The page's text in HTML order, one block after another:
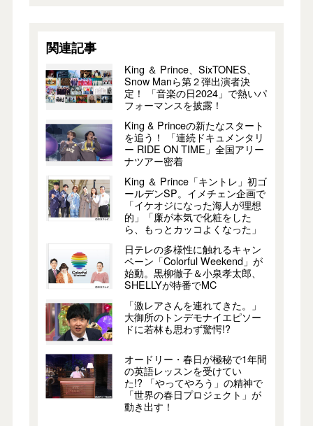
関連記事
King ＆ Prince、SixTONES、
Snow Manら第２弾出演者決
定！ 「音楽の日2024」で熱いパ
フォーマンスを披露！
King & Princeの新たなスタート
を追う！ 「連続ドキュメンタリ
ー RIDE ON TIME」全国アリー
ナツアー密着
King ＆ Prince「キントレ」初ゴ
ールデンSP。イメチェン企画で
「イケオジになった海人が理想
的」「廉が本気で化粧をした
ら、もっとカッコよくなった」
日テレの多様性に触れるキャン
ペーン「Colorful Weekend」が
始動。黒柳徹子＆小泉孝太郎、
SHELLYが特番でMC
「激レアさんを連れてきた。」
大御所のトンデモナイエピソー
ドに若林も思わず驚愕!?
オードリー・春日が極秘で1年間
の英語レッスンを受けてい
た!? 「やってやろう」の精神で
「世界の春日プロジェクト」が
動き出す！